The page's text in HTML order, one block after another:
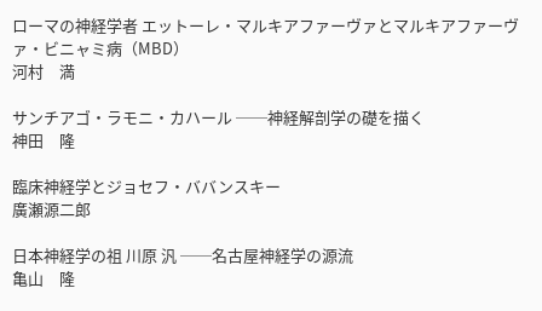
ローマの神経学者 エットーレ・マルキアファーヴァとマルキアファーヴ
ァ・ビニャミ病（MBD）
河村 満
サンチアゴ・ラモニ・カハール ──神経解剖学の礎を描く
神田 隆
臨床神経学とジョセフ・ババンスキー
廣瀬源二郎
日本神経学の祖 川原 汎 ──名古屋神経学の源流
亀山 隆